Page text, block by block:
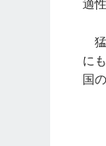
適
猛
に
国